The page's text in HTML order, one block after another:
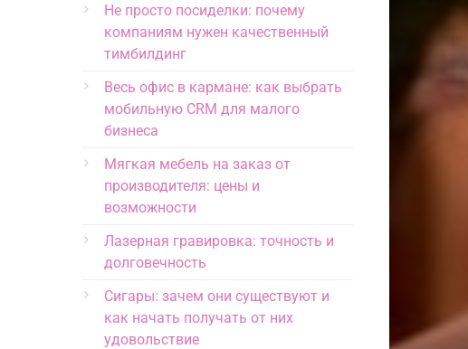
Не просто посиделки: почему
компаниям нужен качественный
тимбилдинг
Весь офис в кармане: как выбрать
мобильную CRM для малого
бизнеса
Мягкая мебель на заказ от
производителя: цены и
возможности
Лазерная гравировка: точность и
долговечность
Сигары: зачем они существуют и
как начать получать от них
удовольствие